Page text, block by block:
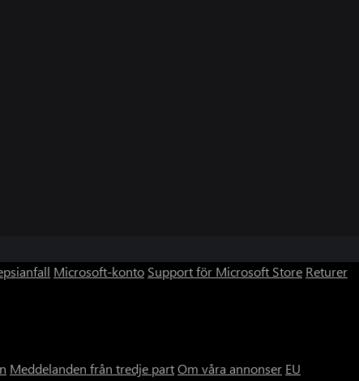
Microsoft-konto Support för Microsoft Store Returer
Meddelanden från tredje partOm våra annonser EU